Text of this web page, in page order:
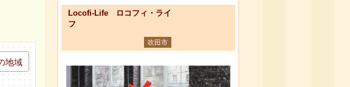
Locofi-Life ロコフィ・ライ
フ
吹田市